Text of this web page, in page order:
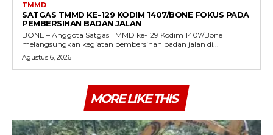
TMMD
SATGAS TMMD KE-129 KODIM 1407/BONE FOKUS PADA
PEMBERSIHAN BADAN JALAN
BONE – Anggota Satgas TMMD ke-129 Kodim 1407/Bone
melangsungkan kegiatan pembersihan badan jalan di...
Agustus 6, 2026
MORE LIKE THIS